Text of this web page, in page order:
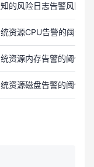
的风险日志告警风险
资源CPU告警的阈值
资源内存告警的阈值
资源磁盘告警的阈值